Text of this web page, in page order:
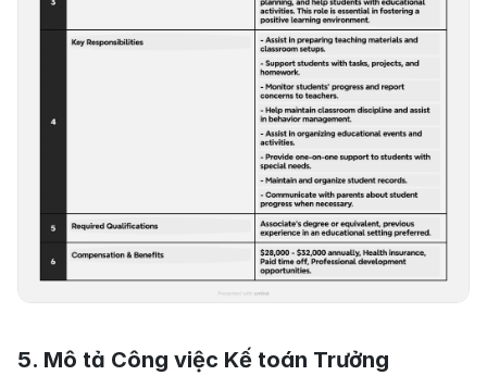
5. Mô tả Công việc Kế toán Trưởng